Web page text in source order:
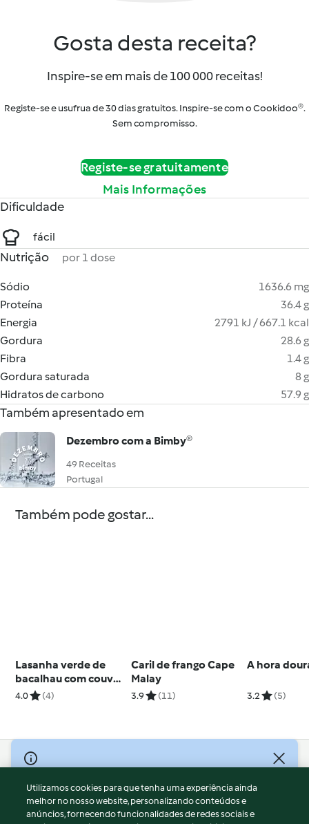
Gosta desta receita?
Inspire-se em mais de 100 000 receitas!
Registe-se e usufrua de 30 dias gratuitos. Inspire-se com o Cookidoo®.
Sem compromisso.
Registe-se gratuitamente
Mais Informações
Dificuldade
fácil
Nutrição por 1 dose
Sódio
1636.6 mg
Proteína
36.4 g
Energia
2791 kJ / 667.1 kcal
Gordura
28.6 g
Fibra
1.4 g
Gordura saturada
8 g
Hidratos de carbono
57.9 g
Também apresentado em
Dezembro com a Bimby®
49 Receitas
Portugal
Também pode gostar...
Lasanha verde de
bacalhau com couves
e béchamel de alho
4.0 (4)
Caril de frango Cape
Malay
3.9 (11)
A hora
3.2 (5)
© Copyright 2026
Termos de Utilização
Aviso sobre Proteção de Dados
Utilizamos cookies para que tenha uma experiência ainda
melhor no nosso website, personalizando conteúdos e
anúncios, fornecendo funcionalidades de redes sociais e